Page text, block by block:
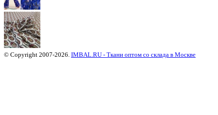
© Copyright 2007-2026. IMBAL.RU - Ткани оптом со склада в Москве